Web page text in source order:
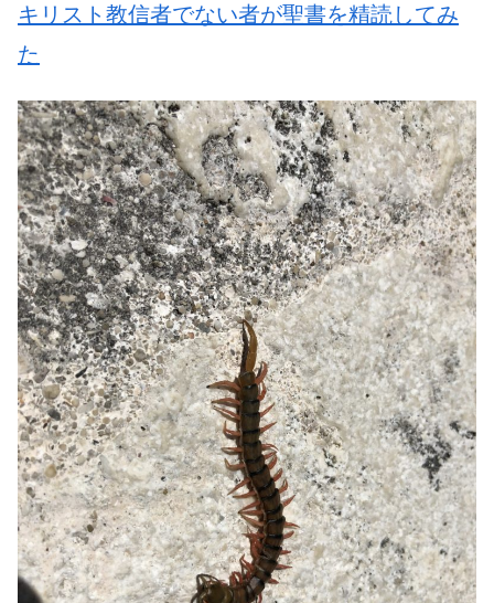
キリスト教信者でない者が聖書を精読してみ
た